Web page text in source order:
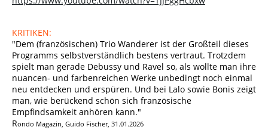
KRITIKEN:
"Dem (französischen) Trio Wanderer ist der Großteil dieses
Programms selbstverständlich bestens vertraut. Trotzdem
spielt man gerade Debussy und Ravel so, als wollte man ihre
nuancen- und farbenreichen Werke unbedingt noch einmal
neu entdecken und erspüren. Und bei Lalo sowie Bonis zeigt
man, wie berückend schön sich französische
Empfindsamkeit anhören kann."
Rondo Magazin, Guido Fischer, 31.01.2026